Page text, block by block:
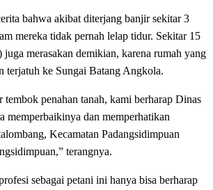
bahwa akibat diterjang banjir sekitar 3
mereka tidak pernah lelap tidur. Sekitar 15
merasakan demikian, karena rumah yang
terjatuh ke Sungai Batang Angkola.
tembok penahan tanah, kami berharap Dinas
memperbaikinya dan memperhatikan
Kecamatan Padangsidimpuan
terangnya.
sebagai petani ini hanya bisa berharap